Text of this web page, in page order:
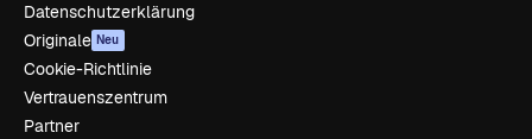
Datenschutzerklärung
Originale Neu
Cookie-Richtlinie
Vertrauenszentrum
Partner